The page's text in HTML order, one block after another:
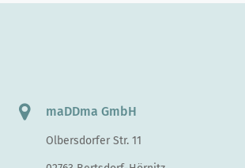
maDDma GmbH
Olbersdorfer Str. 11